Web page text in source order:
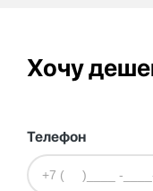
Хочу
Телефон